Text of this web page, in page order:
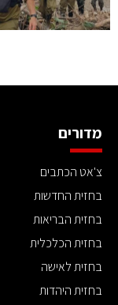
מדורים
צ'אט הכתבים
בחזית החדשות
בחזית הבריאות
בחזית הכלכלית
בחזית לאישה
בחזית היהדות